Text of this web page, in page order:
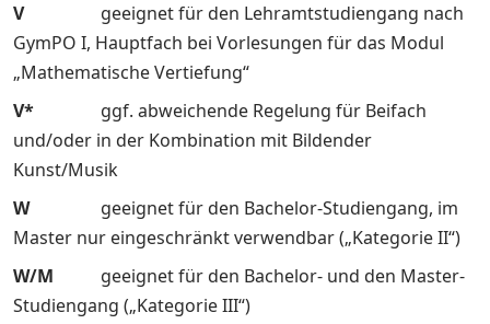
V
geeignet für den Lehramtstudiengang nach
GymPO I, Hauptfach bei Vorlesungen für das Modul
„Mathematische Vertiefung“
V*
ggf. abweichende Regelung für Beifach
und/oder in der Kombination mit Bildender
Kunst/Musik
W
geeignet für den Bachelor-Studiengang, im
Master nur eingeschränkt verwendbar („Kategorie II“)
W/M
geeignet für den Bachelor- und den Master-
Studiengang („Kategorie III“)